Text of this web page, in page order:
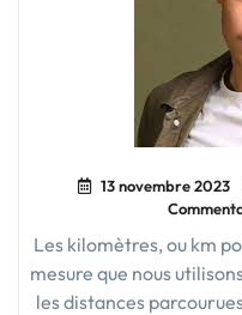
13 novembre 2023
Les kilomètres, ou km
mesure que nous
les distances